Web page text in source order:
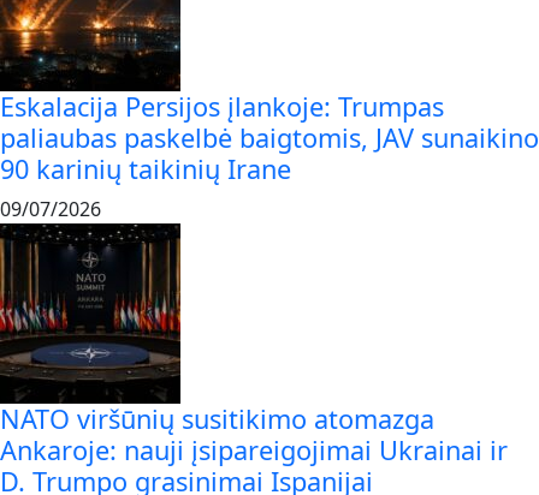
Eskalacija Persijos įlankoje: Trumpas
paliaubas paskelbė baigtomis, JAV sunaikino
90 karinių taikinių Irane
09/07/2026
NATO viršūnių susitikimo atomazga
Ankaroje: nauji įsipareigojimai Ukrainai ir
D. Trumpo grasinimai Ispanijai